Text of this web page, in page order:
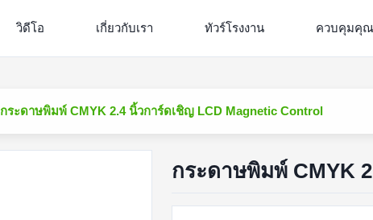
วิดีโอ เกี่ยวกับเรา ทัวร์โรงงาน ควบคุมคุ
กระดาษพิมพ์ CMYK 2.4 นิ้วการ์ดเชิญ LCD Magnetic Control
กระดาษพิมพ์ CMYK